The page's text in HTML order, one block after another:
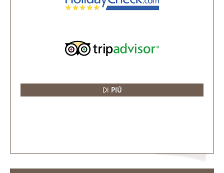
DI PIÚ